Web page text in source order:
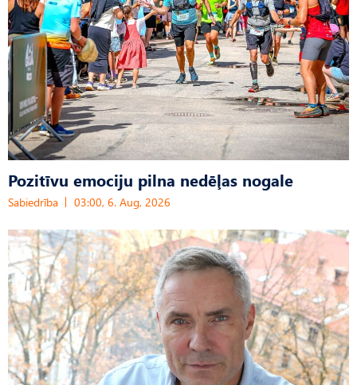
Pozitīvu emociju pilna nedēļas nogale
Sabiedrība 03:00, 6. Aug, 2026